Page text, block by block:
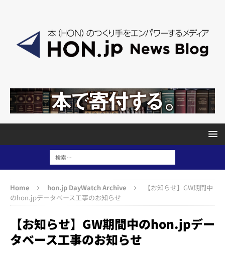
Home hon.jp DayWatch Archive
【お知らせ】GW期間中
のhon.jpデータベース工事のお知らせ
【お知らせ】GW期間中のhon.jpデー
タベース工事のお知らせ